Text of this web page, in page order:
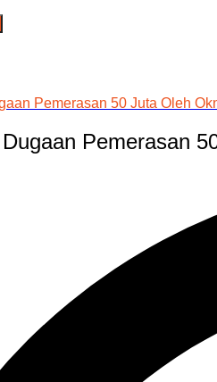
Pemerasan 50 Juta Oleh
Pemerasan